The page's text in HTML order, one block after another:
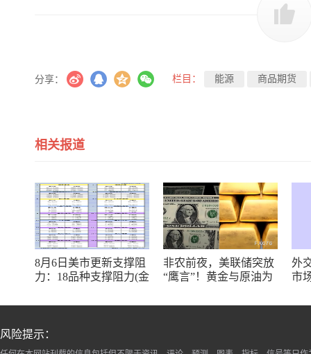
分享： 栏目： 能源 商品期货
相关报道
8月6日美市更新支撑阻
力：18品种支撑阻力(金
十大货币对)
非农前夜，美联储突放
“鹰言”！黄金与原油为
外
市
风险提示：